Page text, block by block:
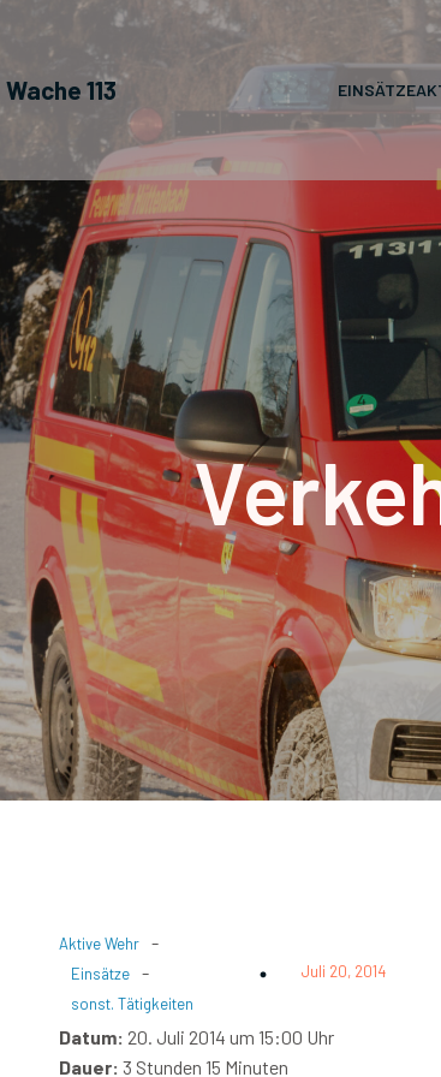
Wache 113 EINSÄTZE
Aktive Wehr -
Einsätze -
sonst. Tätigkeiten
Juli 20, 2014
Datum: 20. Juli 2014 um 15:00 Uhr
Dauer: 3 Stunden 15 Minuten